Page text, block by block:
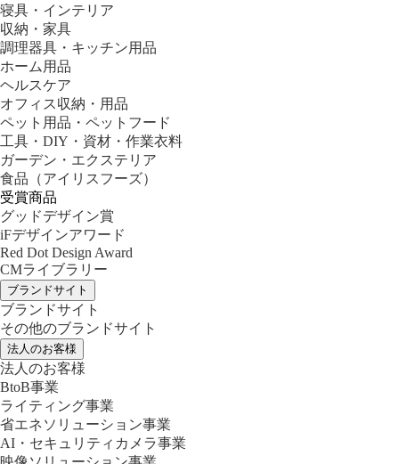
寝具・インテリア
収納・家具
調理器具・キッチン用品
ホーム用品
ヘルスケア
オフィス収納・用品
ペット用品・ペットフード
工具・DIY・資材・作業衣料
ガーデン・エクステリア
食品 （アイリスフーズ）
受賞商品
グッドデザイン賞
iFデザインアワード
Red Dot Design Award
CMライブラリー
ブランドサイト
ブランドサイト
その他のブランドサイト
法人のお客様
法人のお客様
BtoB事業
ライティング事業
省エネソリューション事業
AI・セキュリティカメラ事業